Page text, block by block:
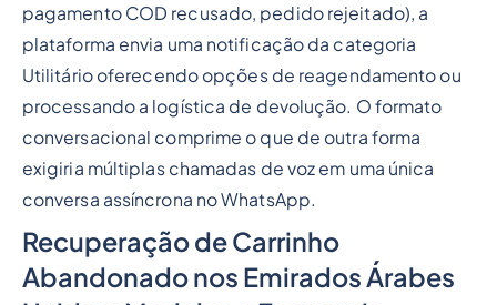
pagamento COD recusado, pedido rejeitado), a
plataforma envia uma notificação da categoria
Utilitário oferecendo opções de reagendamento ou
processando a logística de devolução. O formato
conversacional comprime o que de outra forma
exigiria múltiplas chamadas de voz em uma única
conversa assíncrona no WhatsApp.
Recuperação de Carrinho
Abandonado nos Emirados Árabes